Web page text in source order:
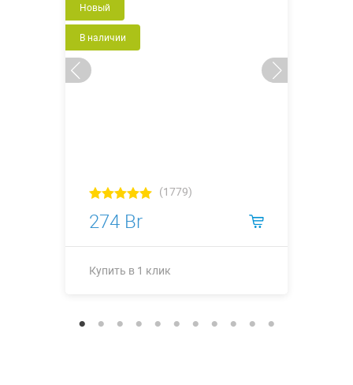
Новый
В наличии
(1779)
274 Br
Купить в 1 клик